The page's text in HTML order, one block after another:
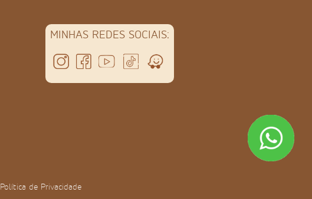
MINHAS REDES SOCIAIS:
Política de Privacidade